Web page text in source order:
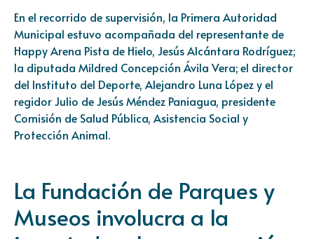
En el recorrido de supervisión, la Primera Autoridad
Municipal estuvo acompañada del representante de
Happy Arena Pista de Hielo, Jesús Alcántara Rodríguez;
la diputada Mildred Concepción Ávila Vera; el director
del Instituto del Deporte, Alejandro Luna López y el
regidor Julio de Jesús Méndez Paniagua, presidente
Comisión de Salud Pública, Asistencia Social y
Protección Animal.
La Fundación de Parques y
Museos involucra a la